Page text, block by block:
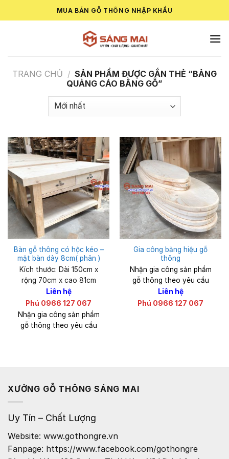
to
MUA BÁN GỖ THÔNG NHẬP KHẨU
TRANG CHỦ / SẢN PHẨM ĐƯỢC GẮN THẺ “BẢNG
QUẢNG CÁO BẰNG GỖ”
Bàn gỗ thông có hộc kéo –
mặt bàn dày 8cm( phân )
Kích thước: Dài 150cm x
rộng 70cm x cao 81cm
Liên hệ
Phú 0966 127 067
Nhận gia công sản phẩm
gỗ thông theo yêu cầu
Gia công bảng hiệu gỗ
thông
Nhận gia công sản phẩm
gỗ thông theo yêu cầu
Liên hệ
Phú 0966 127 067
XƯỞNG GỖ THÔNG SÁNG MAI
Uy Tín – Chất Lượng
Website: www.gothongre.vn
Fanpage: https://www.facebook.com/gothongre